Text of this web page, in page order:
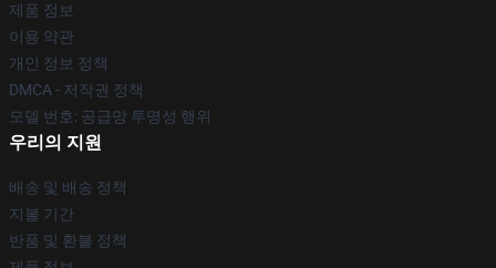
제품 정보
이용 약관
개인 정보 정책
DMCA - 저작권 정책
모델 번호: 공급망 투명성 행위
우리의 지원
배송 및 배송 정책
지불 기간
반품 및 환불 정책